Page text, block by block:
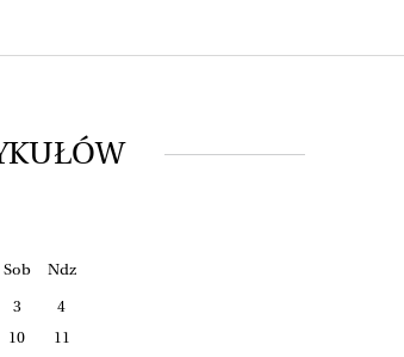
Sob Ndz
3
4
10
11